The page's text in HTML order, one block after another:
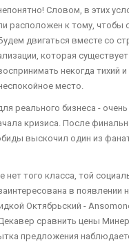
Словом, в этих
расположен к тому, чтобы
двигаться вместе со
которая
некогда тихий
место.
реального бизнеса - очень
кризиса. После
выскочил один из
нет того класса, той
в появлении
Октябрьский -
сравнить цены
предложения